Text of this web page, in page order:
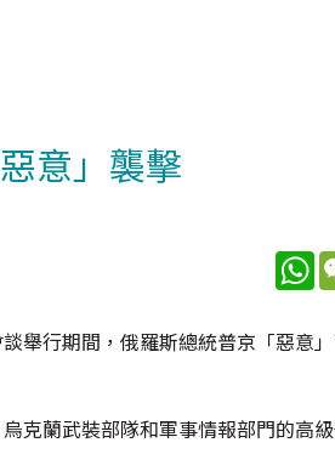
意」襲擊
舉行期間，俄羅斯總統普京「惡意
克蘭武裝部隊和軍事情報部門的高